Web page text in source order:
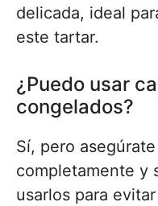
delicada, ideal
este tartar.
¿Puedo usar
congelados?
Sí, pero
completamente y
usarlos para